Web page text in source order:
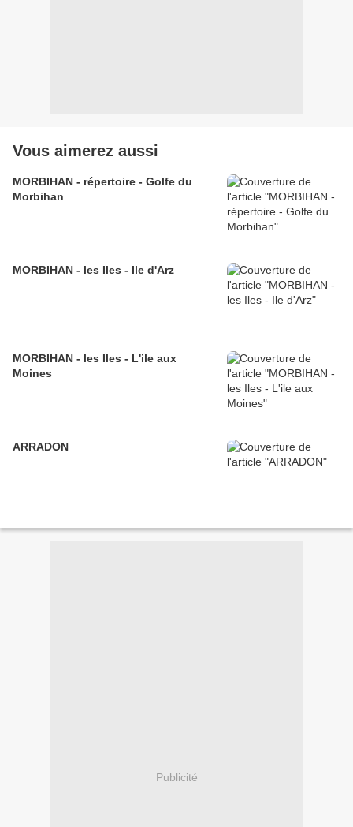
Vous aimerez aussi
MORBIHAN - répertoire - Golfe du
Morbihan
MORBIHAN - les Iles - Ile d'Arz
MORBIHAN - les Iles - L'ile aux
Moines
ARRADON
Publicité